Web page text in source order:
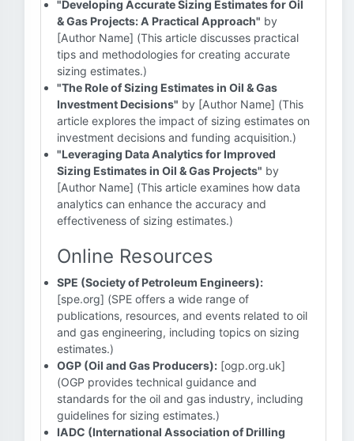
"Developing Accurate Sizing Estimates for Oil
& Gas Projects: A Practical Approach" by
[Author Name] (This article discusses practical
tips and methodologies for creating accurate
sizing estimates.)
"The Role of Sizing Estimates in Oil & Gas
Investment Decisions" by [Author Name] (This
article explores the impact of sizing estimates on
investment decisions and funding acquisition.)
"Leveraging Data Analytics for Improved
Sizing Estimates in Oil & Gas Projects" by
[Author Name] (This article examines how data
analytics can enhance the accuracy and
effectiveness of sizing estimates.)
Online Resources
SPE (Society of Petroleum Engineers):
[spe.org] (SPE offers a wide range of
publications, resources, and events related to oil
and gas engineering, including topics on sizing
estimates.)
OGP (Oil and Gas Producers): [ogp.org.uk]
(OGP provides technical guidance and
standards for the oil and gas industry, including
guidelines for sizing estimates.)
IADC (International Association of Drilling